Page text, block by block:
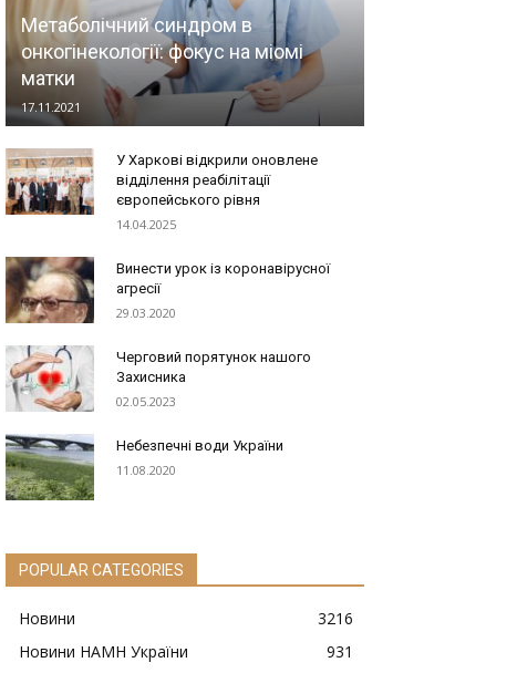
Метаболічний синдром в
онкогінекології: фокус на міомі
матки
17.11.2021
У Харкові відкрили оновлене
відділення реабілітації
європейського рівня
14.04.2025
Винести урок із коронавірусної
агресії
29.03.2020
Черговий порятунок нашого
Захисника
02.05.2023
Небезпечні води України
11.08.2020
POPULAR CATEGORIES
Новини
3216
Новини НАМН України
931